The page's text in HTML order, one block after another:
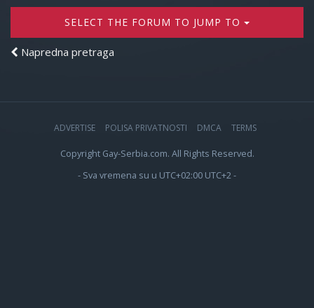
SELECT THE FORUM TO JUMP TO
Napredna pretraga
ADVERTISE POLISA PRIVATNOSTI DMCA TERMS
Copyright Gay-Serbia.com. All Rights Reserved.
- Sva vremena su u UTC+02:00 UTC+2 -